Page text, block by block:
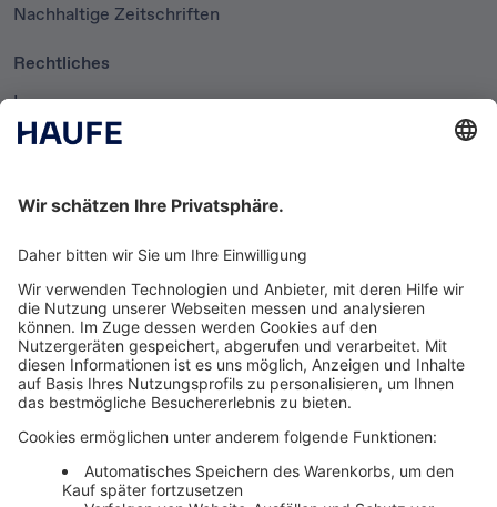
Nachhaltige Zeitschriften
Rechtliches
Impressum
Datenschutzerklärung
AGB
Newsletter
Media News
Haufe Media Sales
Alle Werbeformen, Werbeträger und Zielmärkte an einem
Ort. Haufe Media Sales bietet Ihnen einen breiten
Überblick um Werbemaßnahmen unkompliziert zu
buchen und schnell umzusetzen.